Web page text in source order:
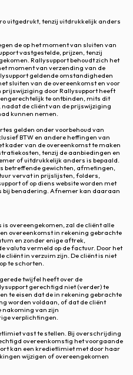
uitgedrukt, tenzij uitdrukkelijk anders
de op het moment van sluiten van
vastgestelde, prijzen, tenzij
Rallysupport behoudt zich het
moment van verzending van de
geldende omstandigheden
sluiten van de overeenkomst en voor
prijswijziging door Rallysupport heeft
te ontbinden, mits dit
de cliënt van de prijswijziging
kunnen nemen.
gelden onder voorbehoud van
BTW en andere heffingen van
kader van de overeenkomst te maken
tenzij de aanbiedingen en
of uitdrukkelijk anders is bepaald.
betreffende gewichten, afmetingen,
vervat in prijslijsten, folders,
of op diens website worden met
bij benadering. Afnemer kan daaraan
overeengekomen, zal de cliënt alle
overeenkomst in rekening gebrachte
en zonder enige aftrek,
valuta vermeld op de factuur. Door het
cliënt in verzuim zijn. De cliënt is niet
te schorten.
twijfel heeft over de
gerechtigd niet (verder) te
te eisen dat de in rekening gebrachte
worden voldaan, of dat de cliënt
nakoming van zijn
verplichtingen.
vast te stellen. Bij overschrijding
overeenkomstig het voorgaande
kan een kredietlimiet met door haar
wijzigen of overeengekomen